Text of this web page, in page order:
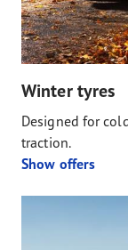
Winter tyres
Designed for
traction.
Show offers